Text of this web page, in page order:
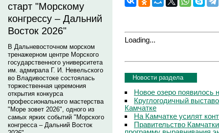
старт "Морскому
конгрессу – Дальний
Восток 2026"
В Дальневосточном морском
тренажерном центре Морского
государственного университета
им. адмирала Г. И. Невельского
во Владивостоке состоялась
торжественная церемония
открытия конкурса
профессионального мастерства
"Море зовет 2026", одного из
самых ярких событий "Морского
конгресса – Дальний Восток
Loading...
Новости раздела
Новое озеро появилось
Круглогодичный
Камчатке
На Камчатке усилят
Правительство